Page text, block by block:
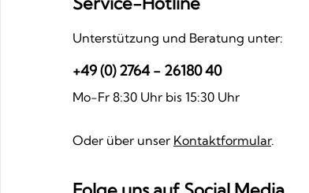
Unterstützung und Beratung unter:
+49 (0) 2764 - 26180 40
Mo-Fr 8:30 Uhr bis 15:30 Uhr
Oder über unser Kontaktformular.